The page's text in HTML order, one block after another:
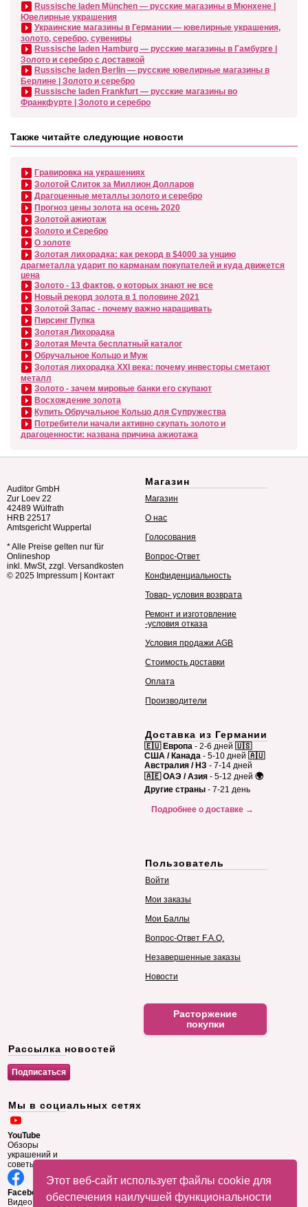
Этот веб-сайт использует файлы cookie для
обеспечения наилучшей функциональности
Russische laden München — русские магазины в Мюнхене |
Ювелирные украшения
Украинские магазины в Германии — ювелирные украшения,
золото, серебро, сувениры
Russische laden Hamburg — русские магазины в Гамбурге |
Золото и серебро с доставкой
Russische laden Berlin — русские ювелирные магазины в
Берлине | Золото и серебро
Russische laden Frankfurt — русские магазины во
Франкфурте | Золото и серебро
Также читайте следующие новости
Гравировка на украшениях
Золотой Слиток за Миллион Долларов
Драгоценные металлы золото и серебро
Прогноз цены золота на осень 2020
Золотой ажиотаж
Золото и Серебро
О золоте
Золотая лихорадка: как рекорд в $4000 за унцию
драгметалла ударит по карманам покупателей и куда движется
цена
Золото - 13 фактов, о которых знают не все
Новый рекорд золота в 1 половине 2021
Золотой Запас - почему важно наращивать
Пирсинг Пупка
Золотая Лихорадка
Золотая Мечта бесплатный каталог
Обручальное Кольцо и Муж
Золотая лихорадка XXI века: почему инвесторы сметают
металл
Золото - зачем мировые банки его скупают
Восхождение золота
Купить Обручальное Кольцо для Супружества
Потребители начали активно скупать золото и
драгоценности: названа причина ажиотажа
Auditor GmbH
Zur Loev 22
42489 Wülfrath
HRB 22517
Amtsgericht Wuppertal
* Alle Preise gelten nur für
Onlineshop
inkl. MwSt, zzgl. Versandkosten
© 2025 Impressum | Контакт
Магазин
Магазин
О нас
Голосования
Вопрос-Ответ
Конфиденциальность
Товар- условия возврата
Ремонт и изготовление
-условия отказа
Условия продажи AGB
Стоимость доставки
Оплата
Производители
Доставка из Германии
🇪🇺 Европа - 2-6 дней 🇺🇸
США / Канада - 5-10 дней 🇦🇺
Австралия / НЗ - 7-14 дней
🇦🇪 ОАЭ / Азия - 5-12 дней 🌍
Другие страны - 7-21 день
Подробнее о доставке →
Пользователь
Войти
Мои заказы
Мои Баллы
Вопрос-Ответ F.A.Q.
Незавершенные заказы
Новости
Расторжение
покупки
Рассылка новостей
Мы в социальных сетях
YouTube
Обзоры
украшений и
советы
Facebook
Видео и